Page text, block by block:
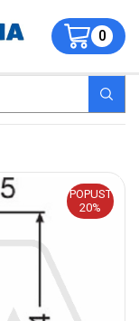
0
POPUST
20%